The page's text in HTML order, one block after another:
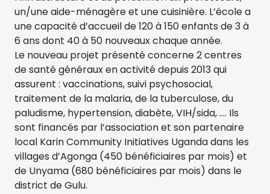
un/une aide-ménagère et une cuisinière. L’école a
une capacité d’accueil de 120 à 150 enfants de 3 à
6 ans dont 40 à 50 nouveaux chaque année.
Le nouveau projet présenté concerne 2 centres
de santé généraux en activité depuis 2013 qui
assurent : vaccinations, suivi psychosocial,
traitement de la malaria, de la tuberculose, du
paludisme, hypertension, diabète, VIH/sida, …. Ils
sont financés par l’association et son partenaire
local Karin Community Initiatives Uganda dans les
villages d’Agonga (450 bénéficiaires par mois) et
de Unyama (680 bénéficiaires par mois) dans le
district de Gulu.